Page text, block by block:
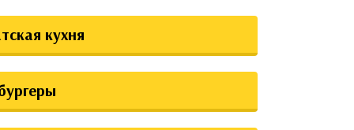
кухня